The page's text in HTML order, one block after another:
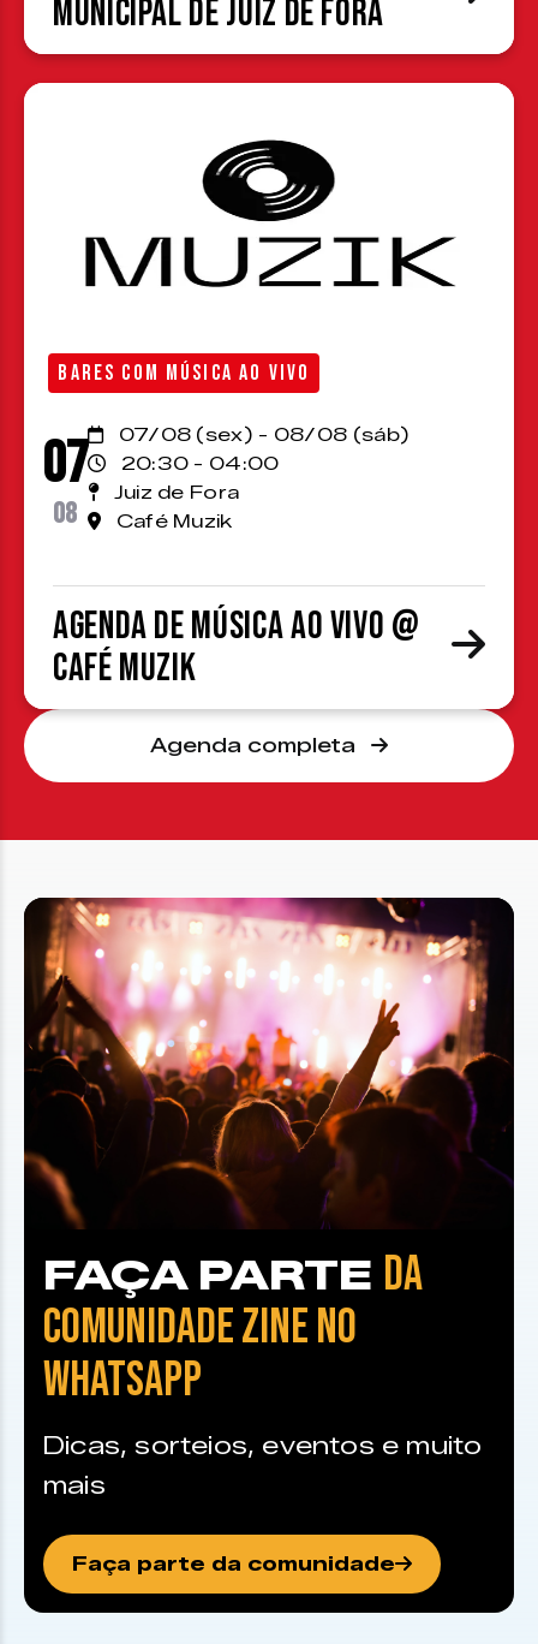
Municipal de Juiz de Fora
BARES COM MÚSICA AO VIVO
07
08
07/08 (sex) - 08/08 (sáb)
20:30 - 04:00
Juiz de Fora
Café Muzik
Agenda de Música ao Vivo @
Café Muzik
Agenda completa
FAÇA PARTE DA
COMUNIDADE ZINE NO
WHATSAPP
Dicas, sorteios, eventos e muito
mais
Faça parte da comunidade